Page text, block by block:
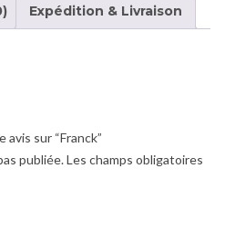
Expédition & Livraison
avis sur “Franck”
publiée.Les champs obligatoires